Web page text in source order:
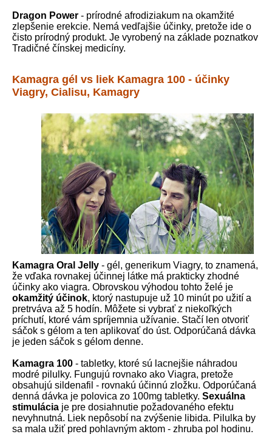
Dragon Power - prírodné afrodiziakum na okamžité
zlepšenie erekcie. Nemá vedľajšie účinky, pretože ide o
čisto prírodný produkt. Je vyrobený na základe poznatkov
Tradičné čínskej medicíny.
Kamagra gél vs liek Kamagra 100 - účinky
Viagry, Cialisu, Kamagry
Kamagra Oral Jelly - gél, generikum Viagry, to znamená,
že vďaka rovnakej účinnej látke má prakticky zhodné
účinky ako viagra. Obrovskou výhodou tohto želé je
okamžitý účinok, ktorý nastupuje už 10 minút po užití a
pretrváva až 5 hodín. Môžete si vybrať z niekoľkých
príchutí, ktoré vám spríjemnia užívanie. Stačí len otvoriť
sáčok s gélom a ten aplikovať do úst. Odporúčaná dávka
je jeden sáčok s gélom denne.
Kamagra 100 - tabletky, ktoré sú lacnejšie náhradou
modré pilulky. Fungujú rovnako ako Viagra, pretože
obsahujú sildenafil - rovnakú účinnú zložku. Odporúčaná
denná dávka je polovica zo 100mg tabletky. Sexuálna
stimulácia je pre dosiahnutie požadovaného efektu
nevyhnutná. Liek nepôsobí na zvýšenie libida. Pilulka by
sa mala užiť pred pohlavným aktom - zhruba pol hodinu.